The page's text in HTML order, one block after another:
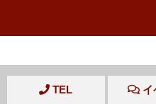
TEL イ